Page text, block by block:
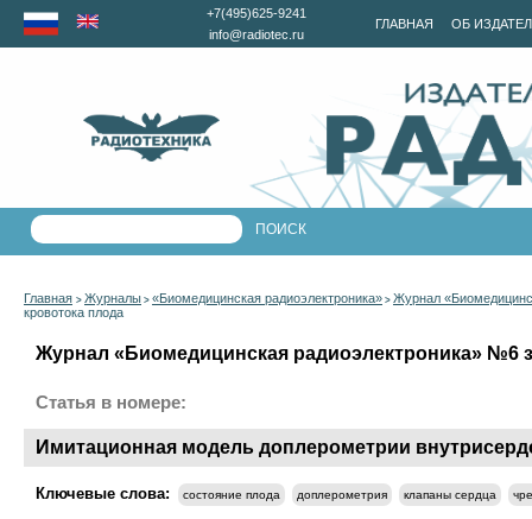
ГЛАВНАЯ ОБ
+7(495)625-9241
info@radiotec.ru
Главная > Журналы > «Биомедицинская радиоэлектроника» > Журнал
кровотока плода
Журнал «Биомедицинская радиоэлектроника» №6
Статья в номере:
Имитационная модель доплерометрии
Ключевые слова: состояние плода доплерометрия клапаны сердца